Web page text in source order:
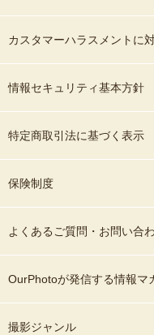
カスタマーハラスメントに
情報セキュリティ基本方針
特定商取引法に基づく表示
保険制度
よくあるご質問・お問い合
OurPhotoが発信する情報マ
撮影ジャンル